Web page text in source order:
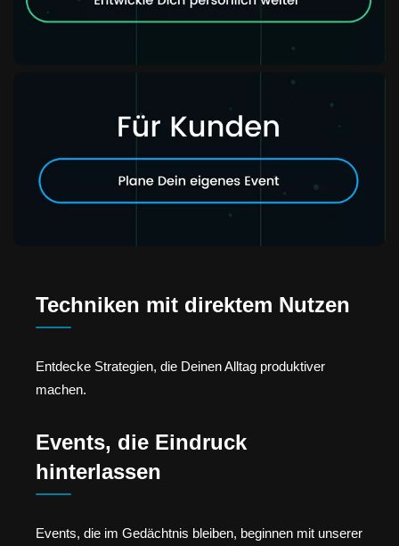
Techniken mit direktem Nutzen
Entdecke Strategien, die Deinen Alltag produktiver
machen.
Events, die Eindruck
hinterlassen
Events, die im Gedächtnis bleiben, beginnen mit unserer